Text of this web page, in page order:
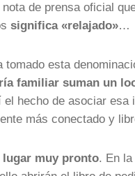
de prensa oficial
significa «relajado»…
esta
familiar suman un
hecho de asociar esa
más conectado y
muy pronto. En la